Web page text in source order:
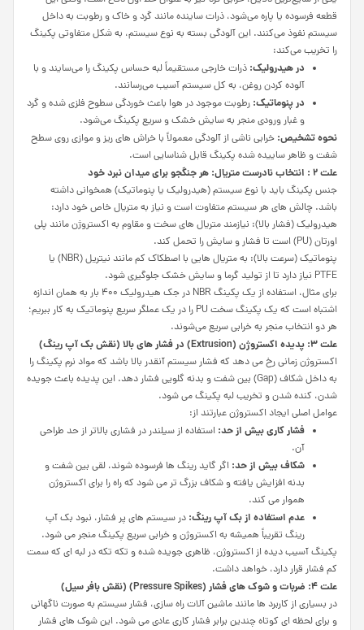
قطعه فرسوده یا پاره می‌شود، ذرات ساینده مانند گرد و خاک و رطوبت به داخل
سیستم نفوذ می‌کنند. این آلودگی بسته به نوع سیستم، به شکل متفاوتی پکینگ
را تخریب می‌کند:
در هیدرولیک: ذرات خارجی مستقیماً لبه حساس پکینگ را می‌سایند و با
آلوده کردن روغن، به کل سیستم آسیب می‌رسانند.
در پنوماتیک: رطوبت موجود در هوا باعث خوردگی سطوح فلزی شده و گرد
و غبار ورودی منجر به سایش خشک و سریع پکینگ می‌شود.
نحوه تشخیص: خرابی ناشی از آلودگی معمولاً با خراش‌ های ریز و موازی روی سطح
شفت و ظاهر ساییده شده پکینگ قابل شناسایی است.
علت 2 : انتخاب نادرست متریال: هر جنگجو برای میدان نبرد خود
جنس پکینگ باید با نوع سیستم (هیدرولیک یا پنوماتیک) همخوانی داشته
باشد. چالش‌ های هر سیستم متفاوت است و نیاز به متریال خاص خود دارد:
هیدرولیک (فشار بالا): نیازمند متریال‌ های سخت و مقاوم به اکستروژن مانند پلی‌
اورتان (PU) است تا فشار و سایش را تحمل کند.
پنوماتیک (سرعت بالا): به متریال‌ هایی با اصطکاک کم مانند نیتریل (NBR) یا
PTFE نیاز دارد تا از تولید گرما و سایش خشک جلوگیری شود.
برای مثال، استفاده از یک پکینگ NBR در جک هیدرولیک ۴۰۰ بار به همان اندازه
اشتباه است که یک پکینگ سخت PU را در یک عملگر سریع پنوماتیک به کار ببریم؛
هر دو انتخاب منجر به خرابی سریع می‌شوند.
علت 3: پدیده اکستروژن ( Extrusion) در فشار های بالا (نقش بک آپ رینگ)
اکستروژن زمانی رخ می دهد که فشار سیستم آنقدر بالا باشد که مواد نرم پکینگ را
به داخل شکاف (Gap) بین شفت و بدنه گلویی فشار دهد. این پدیده باعث جویده
شدن، کنده شدن و تخریب لبه پکینگ می شود.
عوامل اصلی ایجاد اکستروژن عبارتند از:
فشار کاری بیش از حد: استفاده از سیلندر در فشاری بالاتر از حد طراحی
آن.
شکاف بیش از حد: اگر گاید رینگ ها فرسوده شوند، لقی بین شفت و
بدنه افزایش یافته و شکاف بزرگ تر می شود که راه را برای اکستروژن
هموار می کند.
عدم استفاده از بک آپ رینگ: در سیستم های پر فشار، نبود بک آپ
رینگ تقریباً همیشه به اکستروژن و خرابی سریع پکینگ منجر می شود.
پکینگ آسیب دیده از اکستروژن، ظاهری جویده شده و تکه تکه در لبه ای که سمت
کم فشار قرار دارد، خواهد داشت.
علت 4: ضربات و شوک های فشار ( Pressure Spikes) (نقش بافر سیل)
در بسیاری از کاربرد ها مانند ماشین آلات راه سازی، فشار سیستم به صورت ناگهانی
و برای لحظه ای کوتاه چندین برابر فشار کاری عادی می شود. این شوک های فشار